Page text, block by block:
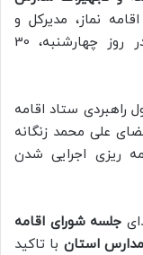
نماز، مدیرکل و
اعضای شورای اقامه نماز آن اداره کل در روز چهارشنبه، 30
سند 5 ساله تحول راهبردی ستاد اقامه
علی محمد زنگانه
ریزی اجرایی شدن
جلسه شورای اقامه
استان با تاکید